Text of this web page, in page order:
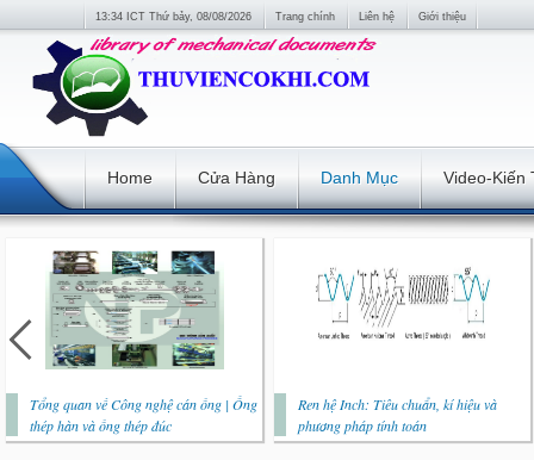
13:34 ICT Thứ bảy, 08/08/2026 Trang chính Liên hệ Giới thiệu
Home Cửa Hàng Danh Mục Video-Kiến
Tổng quan về Công nghệ cán ống | Ống
thép hàn và ống thép đúc
Ren hệ Inch: Tiêu chuẩn, kí hiệu và
phương pháp tính toán